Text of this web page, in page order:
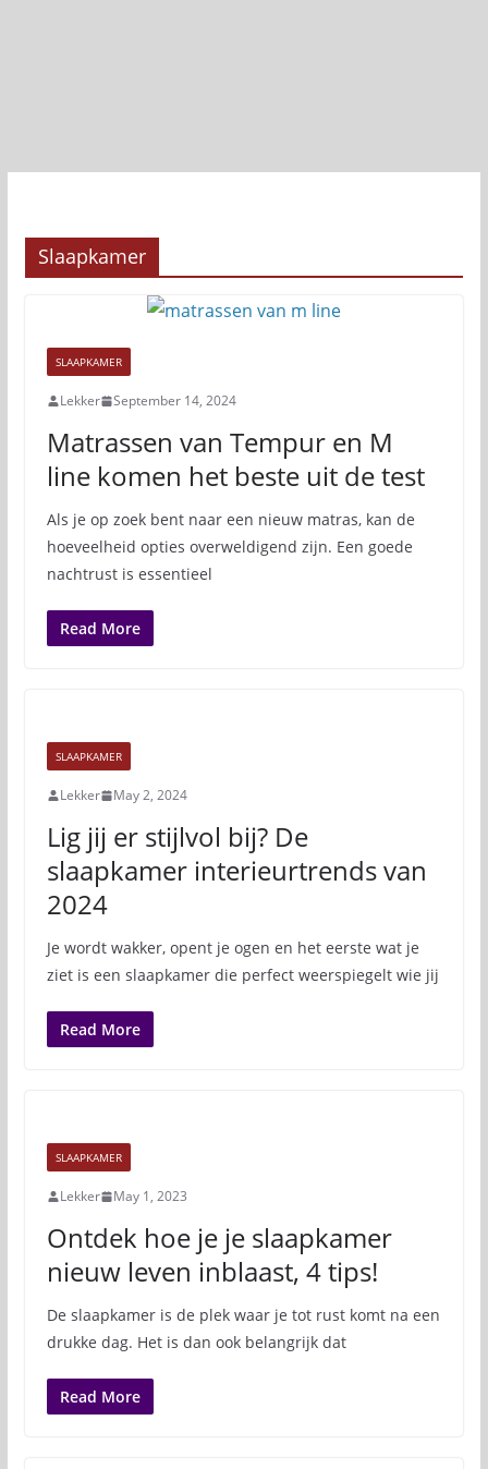
Slaapkamer
SLAAPKAMER
Lekker September 14, 2024
Matrassen van Tempur en M
line komen het beste uit de test
Als je op zoek bent naar een nieuw matras, kan de
hoeveelheid opties overweldigend zijn. Een goede
nachtrust is essentieel
Read More
SLAAPKAMER
Lekker May 2, 2024
Lig jij er stijlvol bij? De
slaapkamer interieurtrends van
2024
Je wordt wakker, opent je ogen en het eerste wat je
ziet is een slaapkamer die perfect weerspiegelt wie jij
Read More
SLAAPKAMER
Lekker May 1, 2023
Ontdek hoe je je slaapkamer
nieuw leven inblaast, 4 tips!
De slaapkamer is de plek waar je tot rust komt na een
drukke dag. Het is dan ook belangrijk dat
Read More